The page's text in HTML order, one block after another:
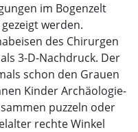
im Bogenzelt
werden.
des Chirurgen
3-D-Nachdruck. Der
schon den Grauen
Kinder Archäologie-
puzzeln oder
rechte Winkel